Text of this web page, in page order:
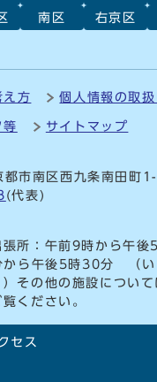
南区 右京区
え方 個人情報の取扱
等 サイトマップ
市南区西九条南田町
(代表)
張所：午前9時から午
ら午後5時30分 （い
その他の施設につい
ください。
セス